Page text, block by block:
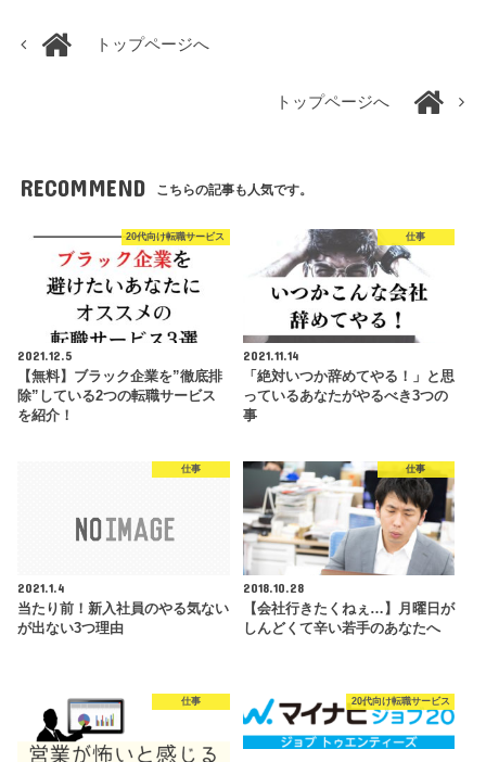
トップページへ
トップページへ
RECOMMEND こちらの記事も人気です。
20代向け転職サービス
2021.12.5
【無料】ブラック企業を”徹底排
除”している2つの転職サービス
を紹介！
仕事
2021.11.14
「絶対いつか辞めてやる！」と思
っているあなたがやるべき3つの
事
仕事
2021.1.4
当たり前！新入社員のやる気ない
が出ない3つ理由
仕事
2018.10.28
【会社行きたくねぇ…】月曜日が
しんどくて辛い若手のあなたへ
仕事 20代向け転職サービス